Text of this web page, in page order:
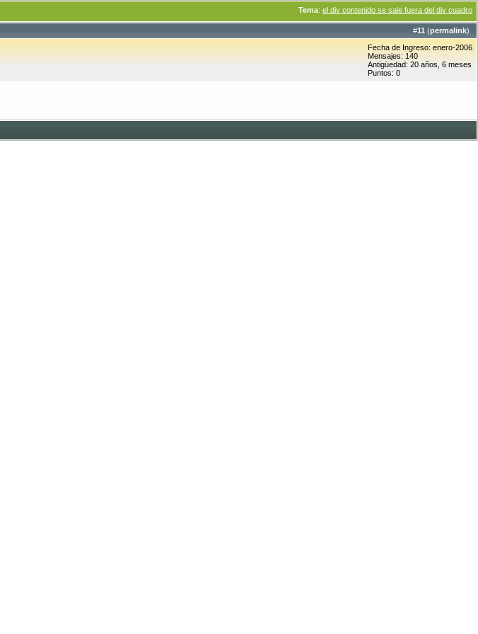
Tema: el div contenido se sale fuera del div cuadro
#11 (permalink)
Fecha de Ingreso: enero-2006
Mensajes: 140
Antigüedad: 20 años, 6 meses
Puntos: 0